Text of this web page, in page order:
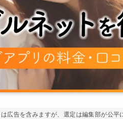
は広告を含みますが、選定は編集部が公平